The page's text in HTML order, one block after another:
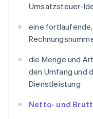
Umsatzsteuer-
eine
die Menge und
den Umfang und
Dienstleistung
Netto- und